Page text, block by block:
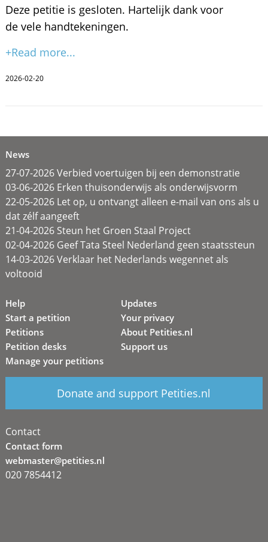
Deze petitie is gesloten. Hartelijk dank voor
de vele handtekeningen.
+Read more...
2026-02-20
News
27-07-2026 Verbied voertuigen bij een demonstratie
03-06-2026 Erken thuisonderwijs als onderwijsvorm
22-05-2026 Let op, u ontvangt alleen e-mail van ons als u
dat zélf aangeeft
21-04-2026 Steun het Groen Staal Project
02-04-2026 Geef Tata Steel Nederland geen staatssteun
14-03-2026 Verklaar het Nederlands wegennet als
voltooid
Help
Start a petition
Petitions
Petition desks
Manage your petitions
Updates
Your privacy
About Petities.nl
Support us
Donate and support Petities.nl
Contact
Contact form
webmaster@petities.nl
020 7854412